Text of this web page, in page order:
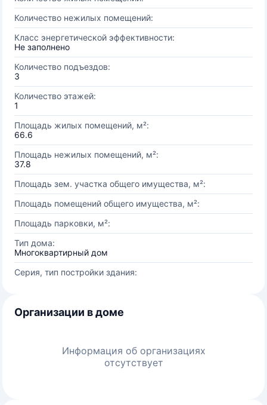
Количество нежилых помещений:
Класс энергетической эффективности:
Не заполнено
Количество подъездов:
3
Количество этажей:
1
Площадь жилых помещений, м²:
66.6
Площадь нежилых помещений, м²:
37.8
Площадь зем. участка общего имущества, м²:
Площадь помещений общего имущества, м²:
Площадь парковки, м²:
Тип дома:
Многоквартирный дом
Серия, тип постройки здания:
Организации в доме
Информация об организациях
отсутствует